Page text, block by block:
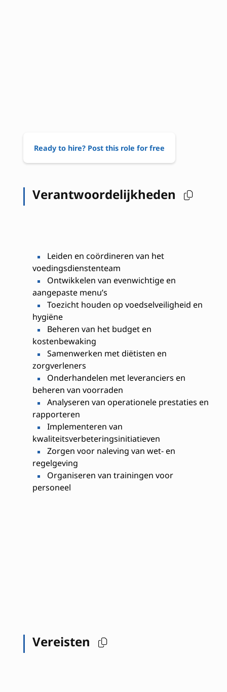
Ready to hire? Post this role for free
Verantwoordelijkheden
Leiden en coördineren van het
voedingsdienstenteam
Ontwikkelen van evenwichtige en
aangepaste menu’s
Toezicht houden op voedselveiligheid en
hygiëne
Beheren van het budget en
kostenbewaking
Samenwerken met diëtisten en
zorgverleners
Onderhandelen met leveranciers en
beheren van voorraden
Analyseren van operationele prestaties en
rapporteren
Implementeren van
kwaliteitsverbeteringsinitiatieven
Zorgen voor naleving van wet- en
regelgeving
Organiseren van trainingen voor
personeel
Vereisten